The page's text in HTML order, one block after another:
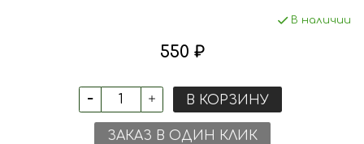
В наличии
550 ₽
В КОРЗИНУ
ЗАКАЗ В ОДИН КЛИК